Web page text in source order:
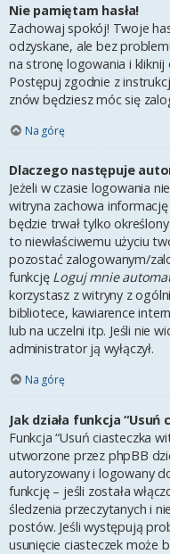
Nie pamiętam hasła!
Zachowaj spokój! Twoje
odzyskane, ale bez
na stronę logowania i kliknij
Postępuj zgodnie z
znów będziesz móc się
Na górę
Dlaczego następuje
Jeżeli w czasie logowania
witryna zachowa
będzie trwał tylko
to niewłaściwemu użyciu
pozostać zalogowanym/
funkcję Loguj mnie
korzystasz z witryny z
bibliotece, kawiarence
lub na uczelni itp. Jeśli nie
administrator ją wyłączył.
Na górę
Jak działa funkcja
Funkcja “Usuń ciasteczka
utworzone przez phpBB
autoryzowany i logowany
funkcję – jeśli została
śledzenia przeczytanych i
postów. Jeśli występują
usunięcie ciasteczek może